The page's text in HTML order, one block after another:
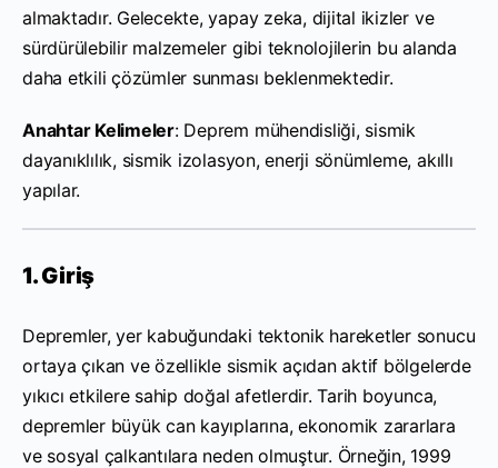
almaktadır. Gelecekte, yapay zeka, dijital ikizler ve
sürdürülebilir malzemeler gibi teknolojilerin bu alanda
daha etkili çözümler sunması beklenmektedir.
Anahtar Kelimeler: Deprem mühendisliği, sismik
dayanıklılık, sismik izolasyon, enerji sönümleme, akıllı
yapılar.
1. Giriş
Depremler, yer kabuğundaki tektonik hareketler sonucu
ortaya çıkan ve özellikle sismik açıdan aktif bölgelerde
yıkıcı etkilere sahip doğal afetlerdir. Tarih boyunca,
depremler büyük can kayıplarına, ekonomik zararlara
ve sosyal çalkantılara neden olmuştur. Örneğin, 1999